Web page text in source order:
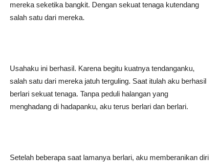
mereka seketika bangkit. Dengan sekuat tenaga kutendang
salah satu dari mereka.
Usahaku ini berhasil. Karena begitu kuatnya tendanganku,
salah satu dari mereka jatuh terguling. Saat itulah aku berhasil
berlari sekuat tenaga. Tanpa peduli halangan yang
menghadang di hadapanku, aku terus berlari dan berlari.
Setelah beberapa saat lamanya berlari, aku memberanikan diri